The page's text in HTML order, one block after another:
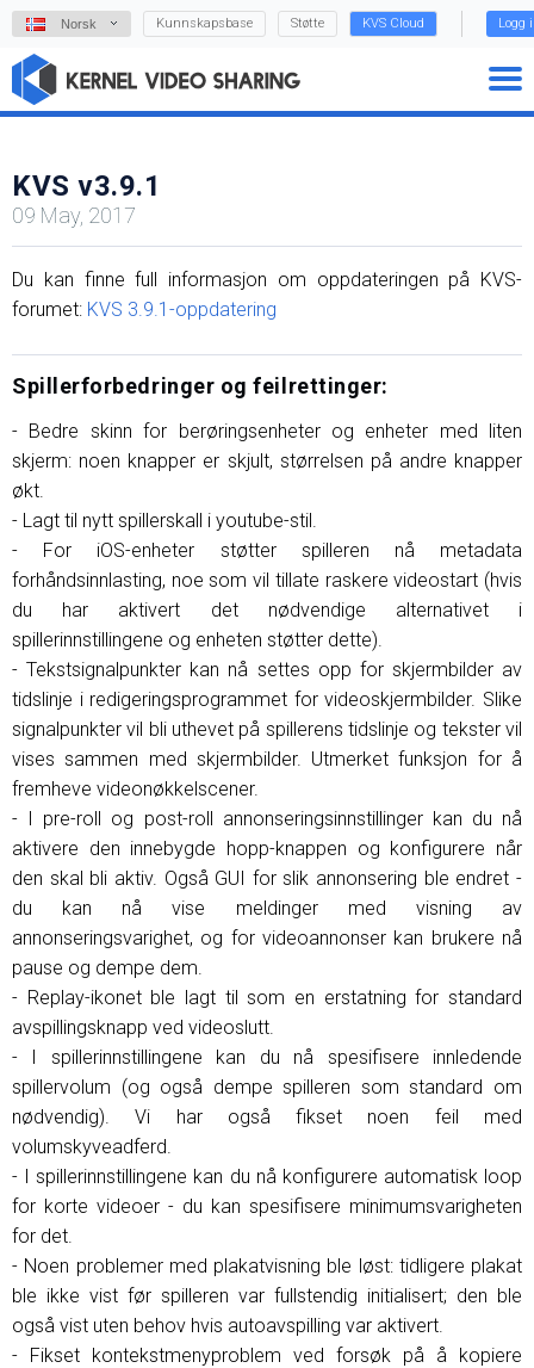
Norsk Kunnskapsbase Støtte KVS Cloud Logg
KVS v3.9.1
09 May, 2017
Du kan finne full informasjon om oppdateringen på KVS-
forumet: KVS 3.9.1-oppdatering
Spillerforbedringer og feilrettinger:
- Bedre skinn for berøringsenheter og enheter med liten
skjerm: noen knapper er skjult, størrelsen på andre knapper
økt.
- Lagt til nytt spillerskall i youtube-stil.
- For iOS-enheter støtter spilleren nå metadata
forhåndsinnlasting, noe som vil tillate raskere videostart (hvis
du har aktivert det nødvendige alternativet i
spillerinnstillingene og enheten støtter dette).
- Tekstsignalpunkter kan nå settes opp for skjermbilder av
tidslinje i redigeringsprogrammet for videoskjermbilder. Slike
signalpunkter vil bli uthevet på spillerens tidslinje og tekster vil
vises sammen med skjermbilder. Utmerket funksjon for å
fremheve videonøkkelscener.
- I pre-roll og post-roll annonseringsinnstillinger kan du nå
aktivere den innebygde hopp-knappen og konfigurere når
den skal bli aktiv. Også GUI for slik annonsering ble endret -
du kan nå vise meldinger med visning av
annonseringsvarighet, og for videoannonser kan brukere nå
pause og dempe dem.
- Replay-ikonet ble lagt til som en erstatning for standard
avspillingsknapp ved videoslutt.
- I spillerinnstillingene kan du nå spesifisere innledende
spillervolum (og også dempe spilleren som standard om
nødvendig). Vi har også fikset noen feil med
volumskyveadferd.
- I spillerinnstillingene kan du nå konfigurere automatisk loop
for korte videoer - du kan spesifisere minimumsvarigheten
for det.
- Noen problemer med plakatvisning ble løst: tidligere plakat
ble ikke vist før spilleren var fullstendig initialisert; den ble
også vist uten behov hvis autoavspilling var aktivert.
- Fikset kontekstmenyproblem ved forsøk på å kopiere